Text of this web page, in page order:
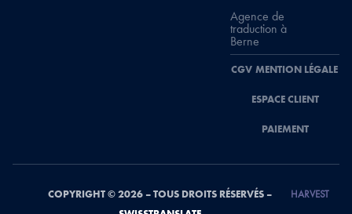
Agence de
traduction à
Berne
CGV MENTION LÉGALE
ESPACE CLIENT
PAIEMENT
COPYRIGHT © 2026 – TOUS DROITS RÉSERVÉS –
HARVEST